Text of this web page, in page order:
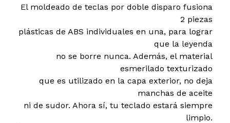
El moldeado de teclas por doble disparo fusiona
2 piezas
plásticas de ABS individuales en una, para lograr
que la leyenda
no se borre nunca. Además, el material
esmerilado texturizado
que es utilizado en la capa exterior, no deja
manchas de aceite
ni de sudor. Ahora sí, tu teclado estará siempre
limpio.